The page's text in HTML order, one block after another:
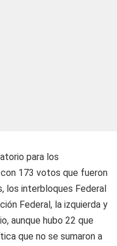
para los
173 votos que fueron
los interbloques Federal
Federal, la izquierda y
aunque hubo 22 que
que no se sumaron a